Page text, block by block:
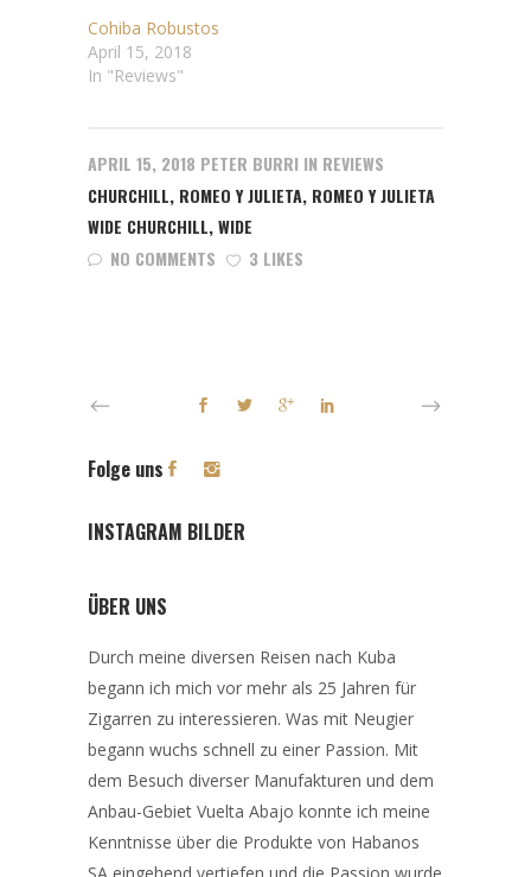
Cohiba Robustos
April 15, 2018
In "Reviews"
APRIL 15, 2018 PETER BURRI IN REVIEWS
CHURCHILL, ROMEO Y JULIETA, ROMEO Y JULIETA
WIDE CHURCHILL,WIDE
NO COMMENTS
3 LIKES
Folge uns
INSTAGRAM BILDER
ÜBER UNS
Durch meine diversen Reisen nach Kuba
begann ich mich vor mehr als 25 Jahren für
Zigarren zu interessieren. Was mit Neugier
begann wuchs schnell zu einer Passion. Mit
dem Besuch diverser Manufakturen und dem
Anbau-Gebiet Vuelta Abajo konnte ich meine
Kenntnisse über die Produkte von Habanos